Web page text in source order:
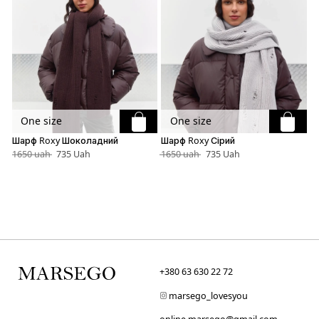
One size
Шарф Roxy Шоколадний
1650 uah 735 Uah
One size
Шарф Roxy Сірий
1650 uah 735 Uah
+380 63 630 22 72
marsego_lovesyou